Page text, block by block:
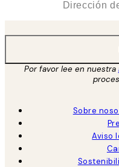
Por favor lee en nuestra
Sobre
Aviso